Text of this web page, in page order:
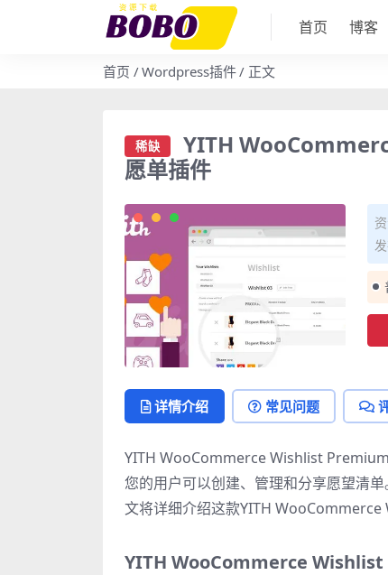
首页 博客
首页 Wordpress插件 正文
稀缺
YITH
愿单插件
Premium 4.15.0 汉化版 – 终极心愿
单插件">
详情介绍 常见问题
YITH WooCommerce Wishlist
您的用户可以创建、管理和分享愿望清
文将详细介绍这款YITH
YITH WooCommerce